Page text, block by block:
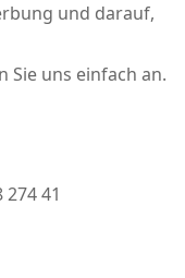
und darauf,
Sie uns einfach an.
41